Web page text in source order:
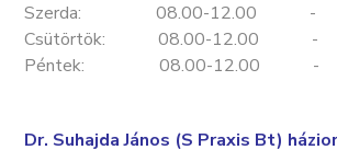
Szerda: 08.00-12.00 -
Csütörtök: 08.00-12.00 -
Péntek: 08.00-12.00 -
Dr. Suhajda János (S Praxis Bt)